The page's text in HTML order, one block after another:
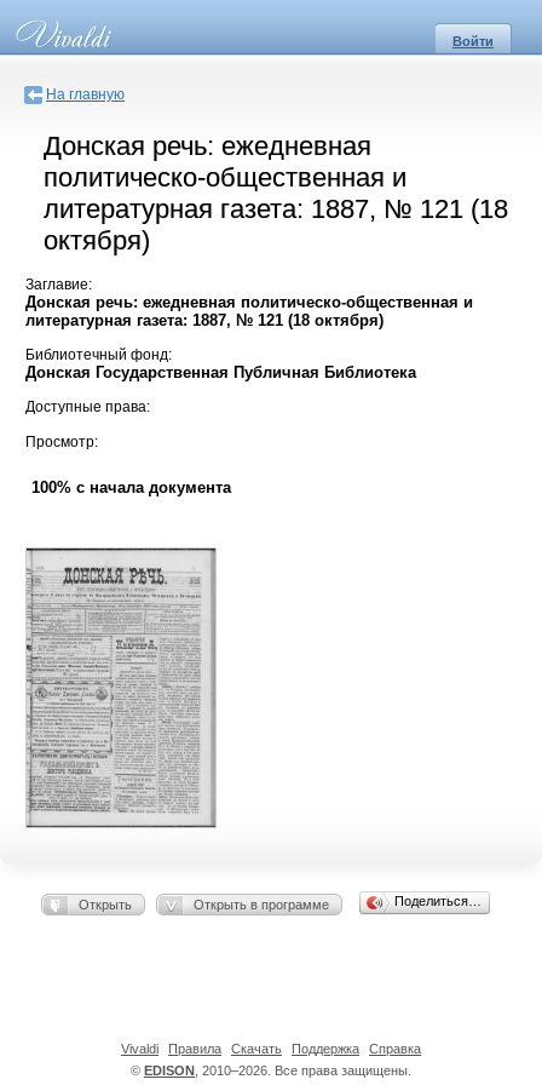
Войти
На главную
Донская речь: ежедневная
политическо-общественная и
литературная газета: 1887, № 121 (18
октября)
Заглавие:
Донская речь: ежедневная политическо-общественная и
литературная газета: 1887, № 121 (18 октября)
Библиотечный фонд:
Донская Государственная Публичная Библиотека
Доступные права:
Просмотр:
100% с начала документа
Открыть Открыть в программе Поделиться…
© EDISON , 2010–2026. Все права защищены.
Vivaldi Правила Скачать Поддержка Справка